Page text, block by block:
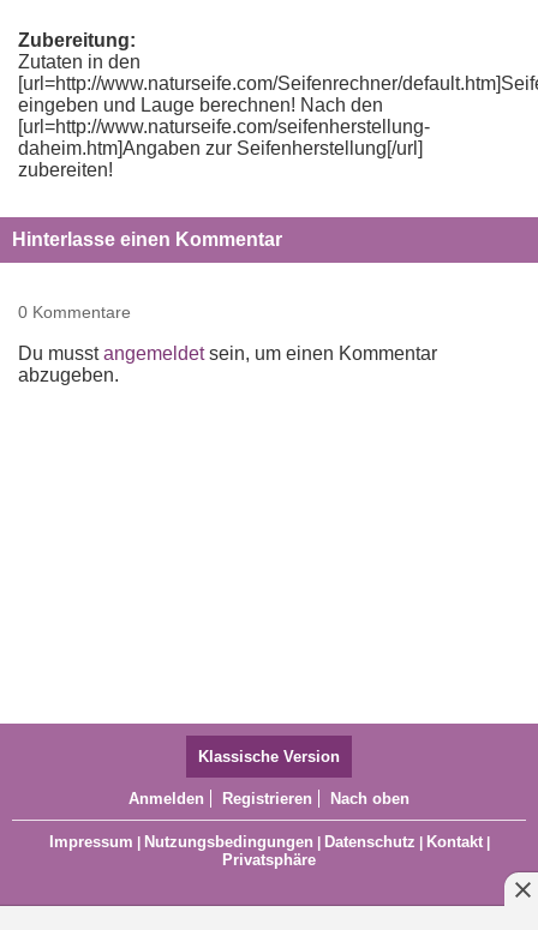
Zubereitung:
Zutaten in den
[url=http://www.naturseife.com/Seifenrechner/
eingeben und Lauge berechnen! Nach den
[url=http://www.naturseife.com/seifenherstellung-
daheim.htm]Angaben zur Seifenherstellung[/url]
zubereiten!
Hinterlasse einen Kommentar
0 Kommentare
Du musstangemeldetsein, um einen Kommentar
abzugeben.
Klassische Version
Anmelden Registrieren Nach oben
Impressum Nutzungsbedingungen Datenschutz Kontakt|
Privatsphäre